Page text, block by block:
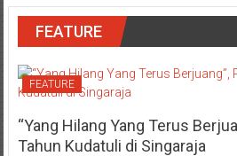
FEATURE
FEATURE
“Yang Hilang Yang Terus
Tahun Kudatuli di Singaraja